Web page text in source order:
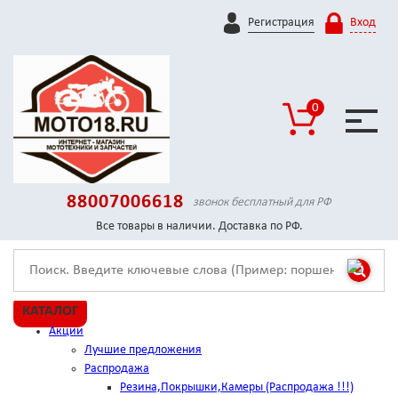
Регистрация Вход
0
88007006618
звонок бесплатный для РФ
Все товары в наличии. Доставка по РФ.
КАТАЛОГ
Акции
Лучшие предложения
Распродажа
Резина,Покрышки,Камеры (Распродажа !!!)